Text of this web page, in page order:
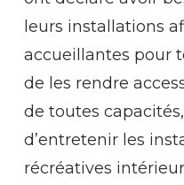
leurs installations
accueillantes pour
de les rendre
de toutes
d’entretenir les
récréatives